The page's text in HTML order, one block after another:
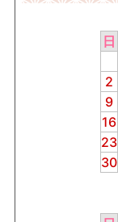
日
2
9
16
23
30